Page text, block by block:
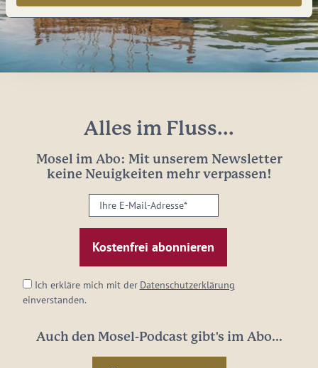
Alles im Fluss...
Mosel im Abo: Mit unserem Newsletter
keine Neuigkeiten mehr verpassen!
Ihre
E-
Mail-
Adresse:
Ich erkläre mich mit der Datenschutzerklärung
einverstanden.
Auch den Mosel-Podcast gibt's im Abo...